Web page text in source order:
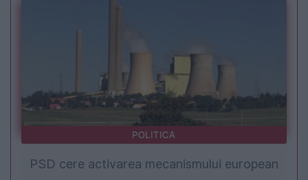
POLITICA
PSD cere activarea mecanismului european